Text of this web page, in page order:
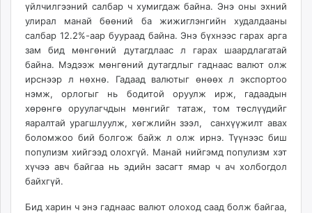
үйлчилгээний салбар ч хумигдаж байна. Энэ оны эхний
улирал манай бөөний ба жижиглэнгийн худалдааны
салбар 12.2%-аар буураад байна. Энэ бүхнээс гарах арга
зам бид мөнгөний дутагдлаас л гарах шаардлагатай
байна. Мэдээж мөнгөний дутагдлыг гаднаас валют олж
ирснээр л нөхнө. Гадаад валютыг өнөөх л экспортоо
нэмж, орлогыг нь бодитой оруулж ирж, гадаадын
хөрөнгө оруулагчдын мөнгийг татаж, том төслүүдийг
яаралтай урагшлуулж, хөгжлийн зээл, санхүүжилт авах
боломжоо бий болгож байж л олж ирнэ. Түүнээс биш
популизм хийгээд олохгүй. Манай нийгэмд популизм хэт
хүчээ авч байгаа нь эдийн засагт ямар ч ач холбогдол
байхгүй.
Бид харин ч энэ гаднаас валют олоход саад болж байгаа,